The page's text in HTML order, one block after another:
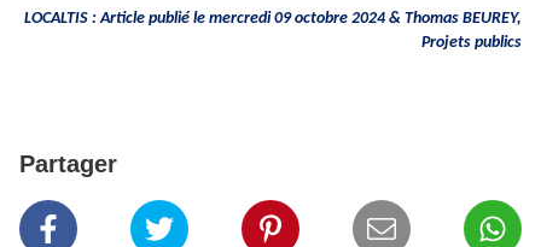
LOCALTIS : Article publié le mercredi 09 octobre 2024 & Thomas BEUREY,
Projets publics
Partager